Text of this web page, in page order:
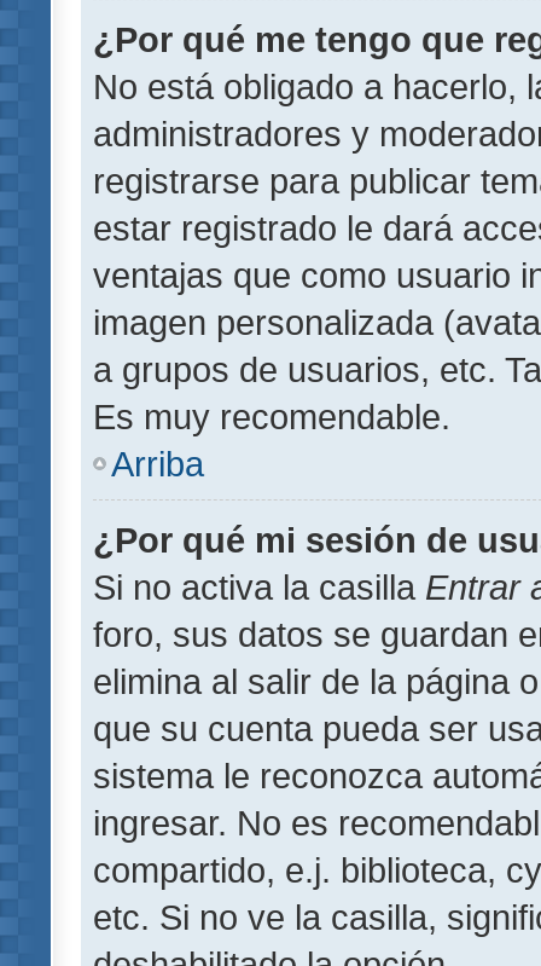
¿Por qué me tengo que
No está obligado a hacerlo,
administradores y
registrarse para publicar
estar registrado le dará
ventajas que como usuario
imagen personalizada
a grupos de usuarios, etc.
Es muy recomendable.
Arriba
¿Por qué mi sesión de
Si no activa la casilla Entrar
foro, sus datos se guardan
elimina al salir de la página
que su cuenta pueda ser
sistema le reconozca
ingresar. No es
compartido, e.j. biblioteca,
etc. Si no ve la casilla,